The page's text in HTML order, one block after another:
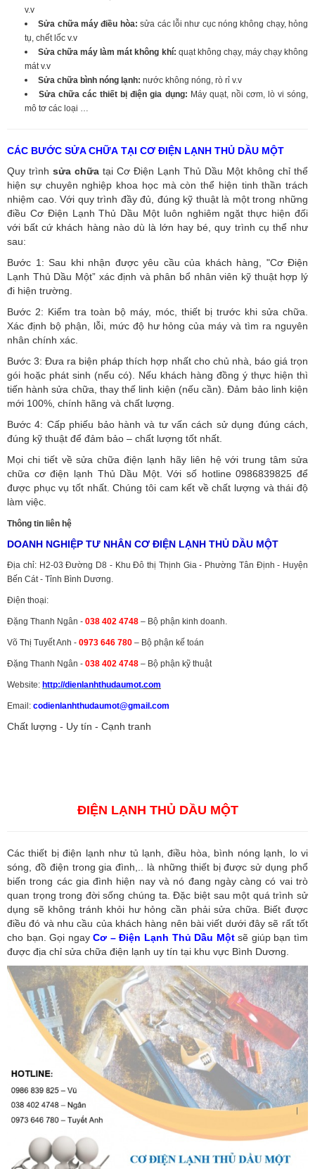
v.v
Sửa chữa máy điều hòa: sửa các lỗi như cục nóng không chạy, hỏng
tụ, chết lốc v.v
Sửa chữa máy làm mát không khí: quạt không chạy, máy chạy không
mát v.v
Sửa chữa bình nóng lạnh: nước không nóng, rò rỉ v.v
Sửa chữa các thiết bị điện gia dụng: Máy quạt, nồi cơm, lò vi sóng,
mô tơ các loại …
CÁC BƯỚC SỬA CHỮA TẠI CƠ ĐIỆN LẠNH THỦ DẦU MỘT
Quy trình sửa chữa tại Cơ Điện Lạnh Thủ Dầu Một không chỉ thể
hiện sự chuyên nghiệp khoa học mà còn thể hiện tinh thần trách
nhiệm cao. Với quy trình đầy đủ, đúng kỹ thuật là một trong những
điều Cơ Điện Lạnh Thủ Dầu Một luôn nghiêm ngặt thực hiện đối
với bất cứ khách hàng nào dù là lớn hay bé, quy trình cụ thể như
sau:
Bước 1: Sau khi nhận được yêu cầu của khách hàng, "Cơ Điện
Lạnh Thủ Dầu Một” xác định và phân bổ nhân viên kỹ thuật hợp lý
đi hiện trường.
Bước 2: Kiểm tra toàn bộ máy, móc, thiết bị trước khi sửa chữa.
Xác định bộ phận, lỗi, mức độ hư hỏng của máy và tìm ra nguyên
nhân chính xác.
Bước 3: Đưa ra biện pháp thích hợp nhất cho chủ nhà, báo giá trọn
gói hoặc phát sinh (nếu có). Nếu khách hàng đồng ý thực hiện thì
tiến hành sửa chữa, thay thế linh kiện (nếu cần). Đảm bảo linh kiện
mới 100%, chính hãng và chất lượng.
Bước 4: Cấp phiếu bảo hành và tư vấn cách sử dụng đúng cách,
đúng kỹ thuật để đảm bảo – chất lượng tốt nhất.
Mọi chi tiết về sửa chữa điện lạnh hãy liên hệ với trung tâm sửa
chữa cơ điện lạnh Thủ Dầu Một. Với số hotline 0986839825 để
được phục vụ tốt nhất. Chúng tôi cam kết về chất lượng và thái độ
làm việc.
Thông tin liên hệ
DOANH NGHIỆP TƯ NHÂN CƠ ĐIỆN LẠNH THỦ DẦU MỘT
Địa chỉ: H2-03 Đường D8 - Khu Đô thị Thịnh Gia - Phường Tân Định - Huyện
Bến Cát - Tỉnh Bình Dương.
Điện thoại:
Đặng Thanh Ngân - 038 402 4748 – Bộ phận kinh doanh.
Võ Thị Tuyết Anh - 0973 646 780 – Bộ phận kế toán
Đặng Thanh Ngân - 038 402 4748 – Bộ phận kỹ thuật
Website: http://dienlanhthudaumot.com
Email: codienlanhthudaumot@gmail.com
Chất lượng - Uy tín - Cạnh tranh
ĐIỆN LẠNH THỦ DẦU MỘT
Các thiết bị điện lạnh như tủ lạnh, điều hòa, bình nóng lạnh, lo vi
sóng, đồ điện trong gia đình,.. là những thiết bị được sử dụng phổ
biến trong các gia đình hiện nay và nó đang ngày càng có vai trò
quan trọng trong đời sống chúng ta. Đặc biệt sau một quá trình sử
dụng sẽ không tránh khỏi hư hỏng cần phải sửa chữa. Biết được
điều đó và nhu cầu của khách hàng nên bài viết dưới đây sẽ rất tốt
cho bạn. Gọi ngayCơ – Điện Lạnh Thủ Dầu Một sẽ giúp bạn tìm
được địa chỉ sửa chữa điện lạnh uy tín tại khu vực Bình Dương.